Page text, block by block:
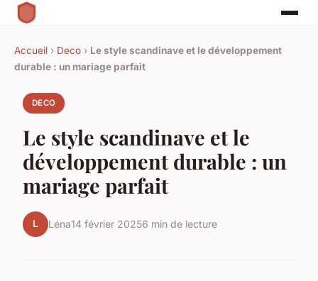
Accueil › Deco › Le style scandinave et le développement
durable : un mariage parfait
DECO
Le style scandinave et le
développement durable : un
mariage parfait
L Léna14 février 20256 min de lecture